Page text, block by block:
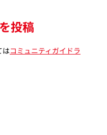
投稿
はコミュニティガイドラ